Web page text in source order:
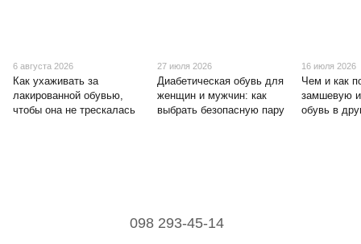
6 августа 2026
Как ухаживать за
лакированной обувью,
чтобы она не трескалась
27 июля 2026
Диабетическая обувь для
женщин и мужчин: как
выбрать безопасную пару
16 июля 2026
Чем и как
замшевую
обувь в
098 293-45-14